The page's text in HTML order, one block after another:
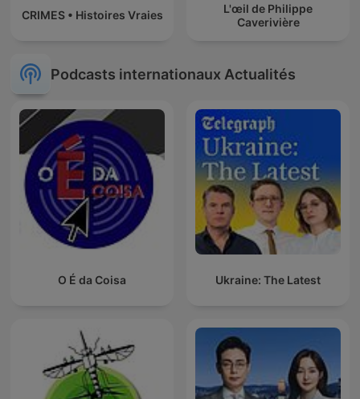
CRIMES • Histoires Vraies
L'œil de Philippe
Caverivière
Podcasts internationaux Actualités
O É da Coisa Ukraine: The Latest